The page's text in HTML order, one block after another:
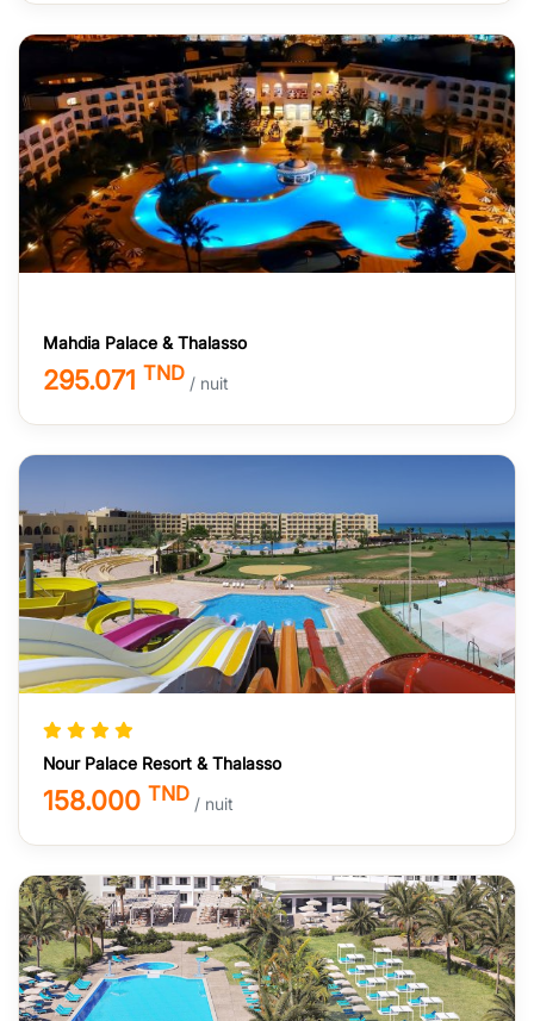
Mahdia Palace & Thalasso
295.071 TND / nuit
Nour Palace Resort & Thalasso
158.000 TND / nuit